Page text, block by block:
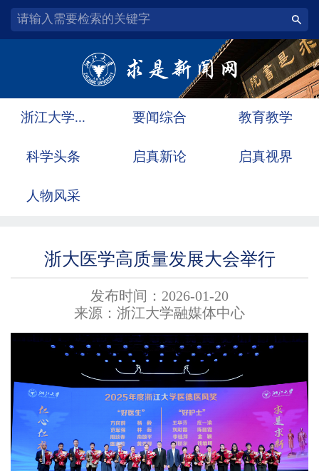
浙江大学... 要闻综合 教育教学
科学头条 启真新论 启真视界
人物风采
浙大医学高质量发展大会举行
发布时间：2026-01-20
来源：浙江大学融媒体中心